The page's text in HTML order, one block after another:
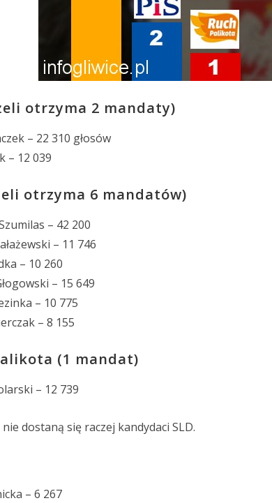
otrzyma 2 mandaty)
– 22 310 głosów
– 12 039
otrzyma 6 mandatów)
– 42 200
– 11 746
– 10 260
– 15 649
– 10 775
– 8 155
(1 mandat)
– 12 739
dostaną się raczej kandydaci SLD.
– 6 267